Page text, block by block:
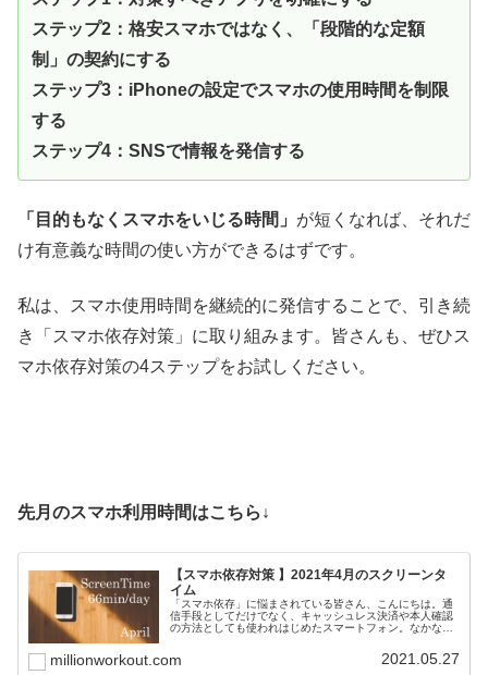
ステップ2：格安スマホではなく、「段階的な定額
制」の契約にする
ステップ3：iPhoneの設定でスマホの使用時間を制限
する
ステップ4：SNSで情報を発信する
「目的もなくスマホをいじる時間」 が短くなれば、それだ
け有意義な時間の使い方ができるはずです。
私は、スマホ使用時間を継続的に発信することで、引き続
き「スマホ依存対策」に取り組みます。皆さんも、ぜひス
マホ依存対策の4ステップをお試しください。
先月のスマホ利用時間はこちら↓
【スマホ依存対策 】2021年4月のスクリーンタ
イム
「スマホ依存」に悩まされている皆さん、こんにちは。通
信手段としてだけでなく、キャッシュレス決済や本人確認
の方法としても使われはじめたスマートフォン。なかなか
millionworkout.com 2021.05.27